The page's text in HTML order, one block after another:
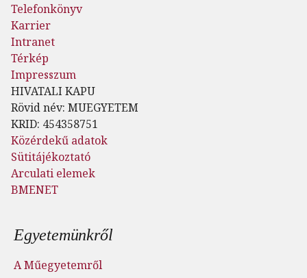
Telefonkönyv
Karrier
Intranet
Térkép
Impresszum
HIVATALI KAPU
Rövid név: MUEGYETEM
KRID: 454358751
Közérdekű adatok
Sütitájékoztató
Arculati elemek
BMENET
Lábléc menü
Egyetemünkről
A Műegyetemről